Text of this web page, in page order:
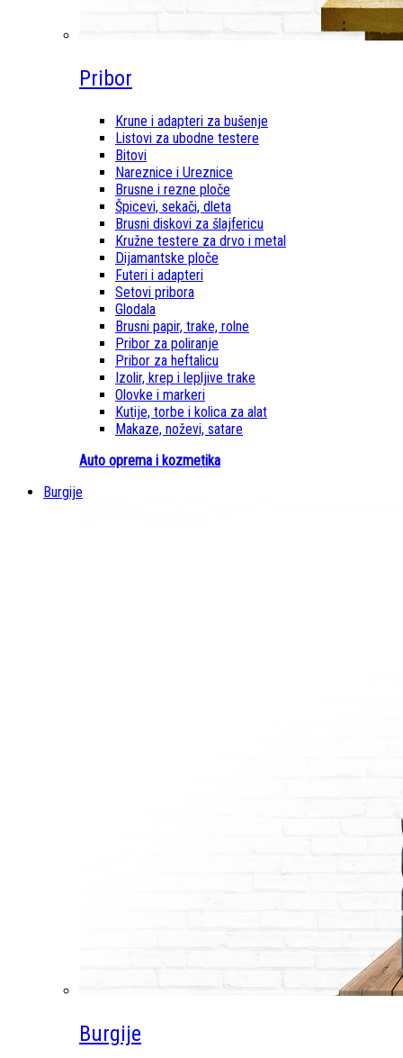
Pribor
Krune i adapteri za bušenje
Listovi za ubodne testere
Bitovi
Nareznice i Ureznice
Brusne i rezne ploče
Špicevi, sekači, dleta
Brusni diskovi za šlajfericu
Kružne testere za drvo i metal
Dijamantske ploče
Futeri i adapteri
Setovi pribora
Glodala
Brusni papir, trake, rolne
Pribor za poliranje
Pribor za heftalicu
Izolir, krep i lepljive trake
Olovke i markeri
Kutije, torbe i kolica za alat
Makaze, noževi, satare
Auto oprema i kozmetika
Burgije
Burgije